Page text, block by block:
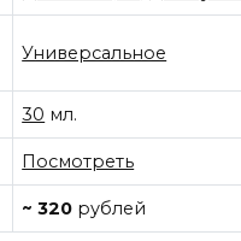
Универсальное
30 мл.
Посмотреть
~ 320 рублей